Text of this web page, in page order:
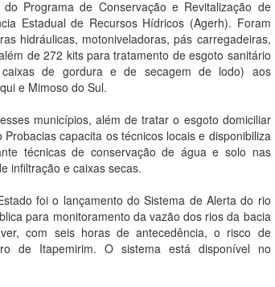
Programa de Conservação e Revitalização de
Estadual de Recursos Hídricos (Agerh). Foram
hidráulicas, motoniveladoras, pás carregadeiras,
de 272 kits para tratamento de esgoto sanitário
caixas de gordura e de secagem de lodo) aos
e Mimoso do Sul.
municípios, além de tratar o esgoto domiciliar
capacita os técnicos locais e disponibiliza
técnicas de conservação de água e solo nas
infiltração e caixas secas.
foi o lançamento do Sistema de Alerta do rio
para monitoramento da vazão dos rios da bacia
com seis horas de antecedência, o risco de
de Itapemirim. O sistema está disponível no